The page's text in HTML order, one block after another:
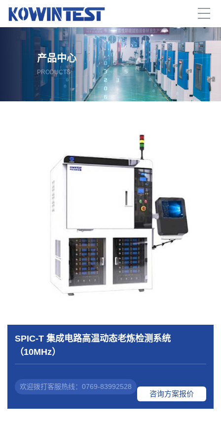
产品中心
PRODUCTS
SPIC-T 集成电路高温动态老炼检测系统
（10MHz）
欢迎拨打客服热线：0769-83992528
咨询方案报价